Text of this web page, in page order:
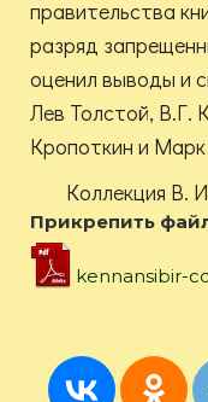
правительства
разряд
оценил выводы и
Лев Толстой, В.Г.
Кропоткин и Марк
Коллекция В.
Прикрепить
kennansibir-